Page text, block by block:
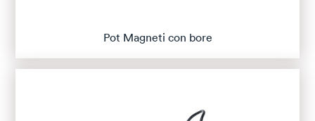
Pot Magneti con bore